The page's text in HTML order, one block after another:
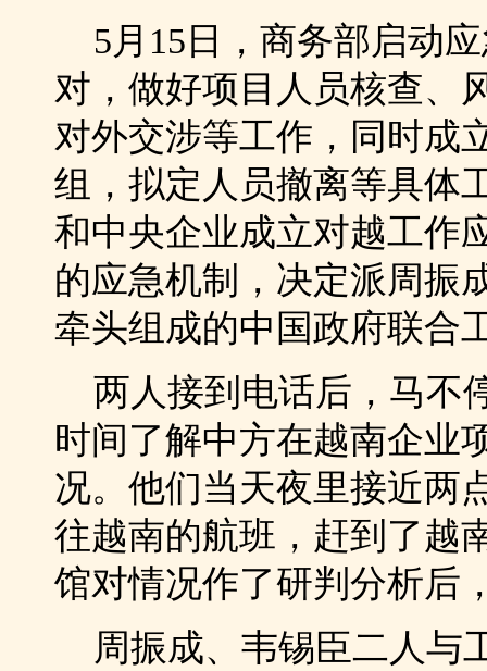
5月15日，商务部启动
对，做好项目人员核查、
对外交涉等工作，同时成
组，拟定人员撤离等具体
和中央企业成立对越工作
的应急机制，决定派周振
牵头组成的中国政府联合
两人接到电话后，马不
时间了解中方在越南企业
况。他们当天夜里接近两
往越南的航班，赶到了越
馆对情况作了研判分析后
周振成、韦锡臣二人与